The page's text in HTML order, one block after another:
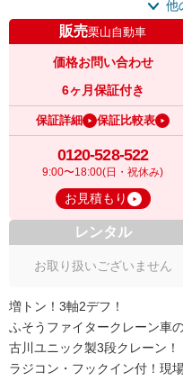
他
販売栗山自動車
価格お問い合わせ
6ヶ月保証付き
保証詳細 保証比較表
0120-528-522
9:00〜18:00(日・祝休み)
お見積もり
レンタル
お取り扱いございません
増トン！3軸2デフ！
ふそうファイタークレーン車
古川ユニック製3段クレーン！
ラジコン・フックイン付！現